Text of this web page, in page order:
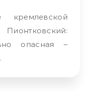
опасная –